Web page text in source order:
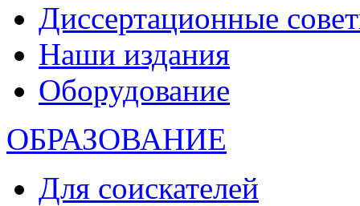
Диссертационные
Наши издания
Оборудование
ОБРАЗОВАНИЕ
Для соискателей